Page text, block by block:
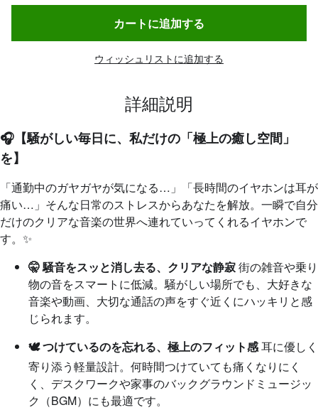
カートに追加する
ウィッシュリストに追加する
詳細説明
🎧【騒がしい毎日に、私だけの「極上の癒し空間」
を】
「通勤中のガヤガヤが気になる…」「長時間のイヤホンは耳が
痛い…」そんな日常のストレスからあなたを解放。一瞬で自分
だけのクリアな音楽の世界へ連れていってくれるイヤホンで
す。✨
🤫 騒音をスッと消し去る、クリアな静寂街の雑音や乗り
物の音をスマートに低減。騒がしい場所でも、大好きな
音楽や動画、大切な通話の声をすぐ近くにハッキリと感
じられます。
🕊️ つけているのを忘れる、極上のフィット感耳に優しく
寄り添う軽量設計。何時間つけていても痛くなりにく
く、デスクワークや家事のバックグラウンドミュージッ
ク（BGM）にも最適です。